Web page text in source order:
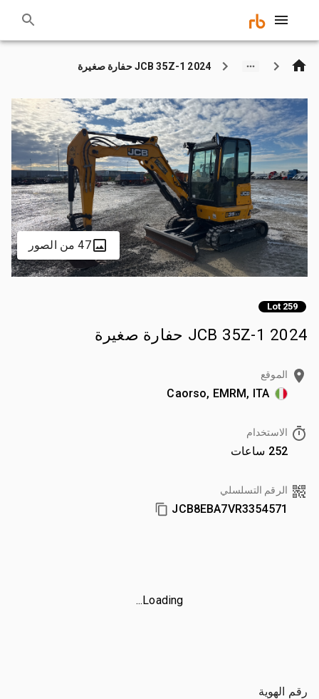
2024 JCB 35Z-1 حفارة صغيرة
47 من الصور
Lot 259
2024 JCB 35Z-1 حفارة صغيرة
الموقع
Caorso, EMRM, ITA
الاستخدام
252 ساعات
الرقم التسلسلي
JCB8EBA7VR3354571
Loading...
رقم الهوية